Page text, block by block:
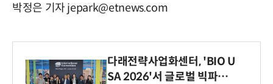
박정은 기자 jepark@etnews.com
다래전략사업화센터, 'BIO U
SA 2026'서 글로벌 빅파마